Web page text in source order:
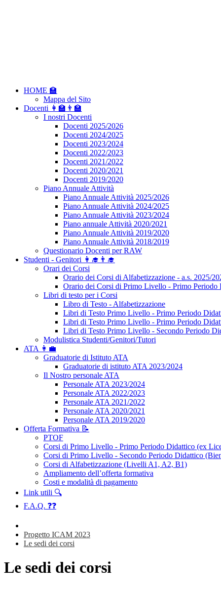
HOME 🏫
Mappa del Sito
Docenti 👩‍🏫👨‍🏫
I nostri Docenti
Docenti 2025/2026
Docenti 2024/2025
Docenti 2023/2024
Docenti 2022/2023
Docenti 2021/2022
Docenti 2020/2021
Docenti 2019/2020
Piano Annuale Attività
Piano Annuale Attività 2025/2026
Piano Annuale Attività 2024/2025
Piano Annuale Attività 2023/2024
Piano annuale Attività 2020/2021
Piano Annuale Attività 2019/2020
Piano Annuale Attività 2018/2019
Questionario Docenti per RAW
Studenti - Genitori 👩‍🎓👨‍🎓
Orari dei Corsi
Orario dei Corsi di Alfabetizzazione - a.s. 2025/
Orario dei Corsi di Primo Livello - Primo Periodo
Libri di testo per i Corsi
Libro di Testo - Alfabetizzazione
Libri di Testo Primo Livello - Primo Periodo
Libri di Testo Primo Livello - Primo Periodo
Libri di Testo Primo Livello - Secondo Periodo
Modulistica Studenti/Genitori/Tutori
ATA 👩‍💼
Graduatorie di Istituto ATA
Graduatorie di istituto ATA 2023/2024
Il Nostro personale ATA
Personale ATA 2023/2024
Personale ATA 2022/2023
Personale ATA 2021/2022
Personale ATA 2020/2021
Personale ATA 2019/2020
Offerta Formativa 📝
PTOF
Corsi di Primo Livello - Primo Periodo Didattico (ex
Corsi di Primo Livello - Secondo Periodo Didattico
Corsi di Alfabetizzazione (Livelli A1, A2, B1)
Ampliamento dell’offerta formativa
Costi e modalità di pagamento
Link utili 🔍
F.A.Q. ❓❓
Progetto ICAM 2023
Le sedi dei corsi
Le sedi dei corsi